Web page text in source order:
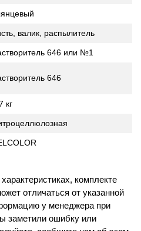
валик, распылитель
646 или №1
646
кг
комплекте
отличаться от указанной
у менеджера при
заметили ошибку или